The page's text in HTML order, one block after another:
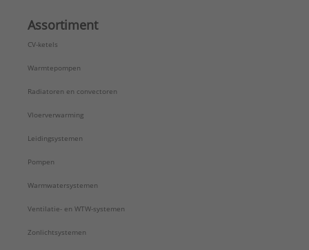
Assortiment
CV-ketels
Warmtepompen
Radiatoren en convectoren
Vloerverwarming
Leidingsystemen
Pompen
Warmwatersystemen
Ventilatie- en WTW-systemen
Zonlichtsystemen